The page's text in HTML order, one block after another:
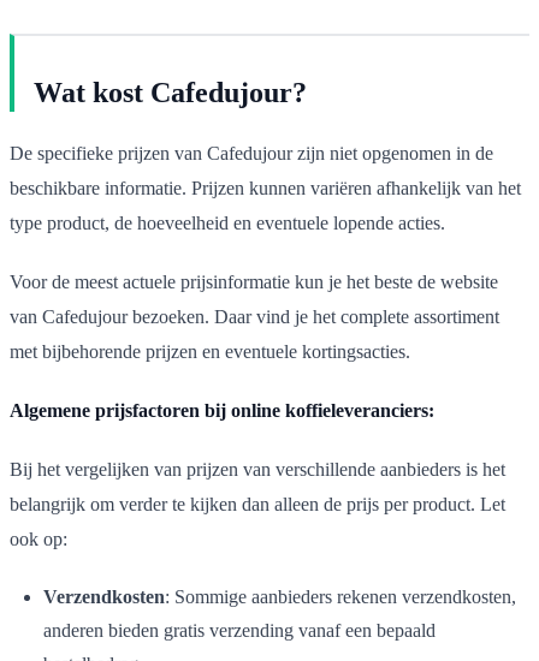
Wat kost Cafedujour?
De specifieke prijzen van Cafedujour zijn niet opgenomen in de
beschikbare informatie. Prijzen kunnen variëren afhankelijk van het
type product, de hoeveelheid en eventuele lopende acties.
Voor de meest actuele prijsinformatie kun je het beste de website
van Cafedujour bezoeken. Daar vind je het complete assortiment
met bijbehorende prijzen en eventuele kortingsacties.
Algemene prijsfactoren bij online koffieleveranciers:
Bij het vergelijken van prijzen van verschillende aanbieders is het
belangrijk om verder te kijken dan alleen de prijs per product. Let
ook op:
Verzendkosten: Sommige aanbieders rekenen verzendkosten,
anderen bieden gratis verzending vanaf een bepaald